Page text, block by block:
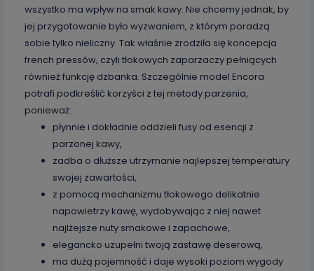
wszystko ma wpływ na smak kawy. Nie chcemy jednak, by
jej przygotowanie było wyzwaniem, z którym poradzą
sobie tylko nieliczny. Tak właśnie zrodziła się koncepcja
french pressów, czyli tłokowych zaparzaczy pełniących
również funkcję dzbanka. Szczególnie model Encora
potrafi podkreślić korzyści z tej metody parzenia,
ponieważ:
płynnie i dokładnie oddzieli fusy od esencji z
parzonej kawy,
zadba o dłuższe utrzymanie najlepszej temperatury
swojej zawartości,
z pomocą mechanizmu tłokowego delikatnie
napowietrzy kawę, wydobywając z niej nawet
najlżejsze nuty smakowe i zapachowe,
elegancko uzupełni twoją zastawę deserową,
ma dużą pojemność i daje wysoki poziom wygody